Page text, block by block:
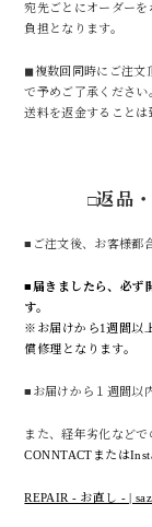
宛先ごとにオーダー
負担となります。
◼︎複数回同時にご注文
で予めご了承くださ
送料を返金することは
□返品
■ご注文後、お客様都
■ 届きましたら、必ず
す。
※お届けから1週間以
償修理となります。
■お届けから１週間以
また、経年劣化など
CONNTACTまたは
REPAIR - お直し - |